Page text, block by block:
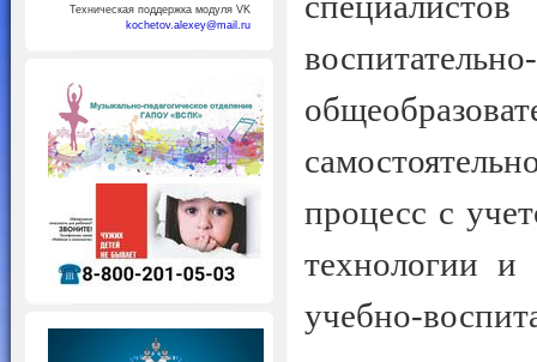
процесс с
технологии и
учебно-
Техническая поддержка модуля VK
kochetov.alexey@mail.ru